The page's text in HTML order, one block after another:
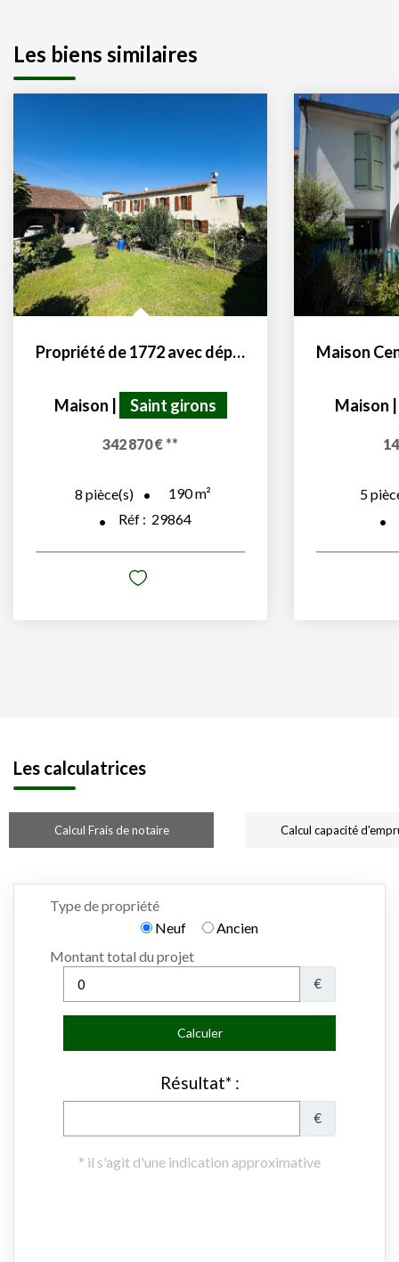
Les biens similaires
Propriété de 1772 avec dépendances et terres 09200
Maison Saint girons
342 870 € **
8 pièce(s) 190m²
Réf : 29864
Maison
5
Les calculatrices
Calcul Frais de notaire Calcul capacité